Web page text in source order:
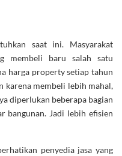
saat ini. Masyarakat
membeli baru salah satu
harga property setiap tahun
karena membeli lebih mahal,
diperlukan beberapa bagian
bangunan. Jadi lebih efisien
penyedia jasa yang